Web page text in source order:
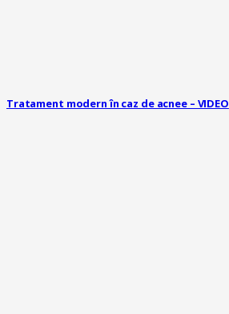
Tratament modern în caz de acnee – VIDEO